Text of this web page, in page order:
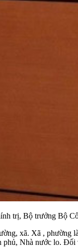
trị, Bộ trưởng Bộ
xã. Xã , phường
Nhà nước lo.